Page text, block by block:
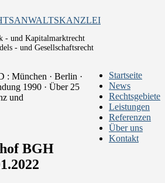
- und Kapitalmarktrecht
- und Gesellschaftsrecht
Startseite
News
Rechtsgebiete
Leistungen
Referenzen
Über uns
Kontakt
München · Berlin ·
1990 · Über 25
und
BGH